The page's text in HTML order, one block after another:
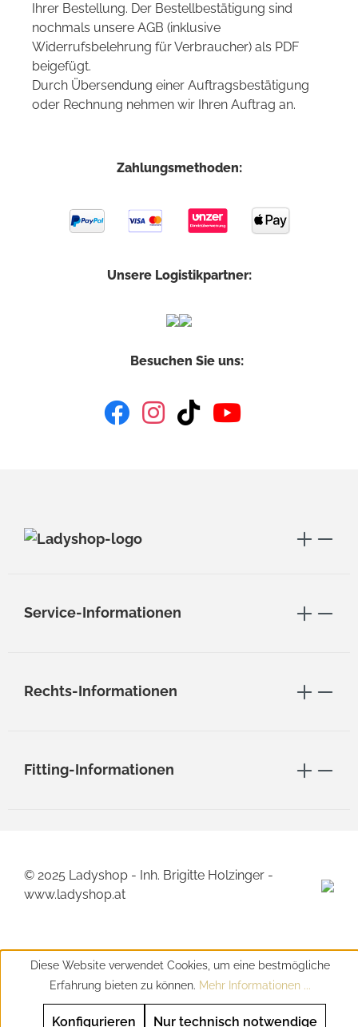
Ihrer Bestellung. Der Bestellbestätigung sind
nochmals unsere AGB (inklusive
Widerrufsbelehrung für Verbraucher) als PDF
beigefügt.
Durch Übersendung einer Auftragsbestätigung
oder Rechnung nehmen wir Ihren Auftrag an.
Zahlungsmethoden:
Unsere Logistikpartner:
Besuchen Sie uns:
Service-Informationen
Rechts-Informationen
Fitting-Informationen
© 2025 Ladyshop - Inh. Brigitte Holzinger -
www.ladyshop.at
Diese Website verwendet Cookies, um eine bestmögliche
Erfahrung bieten zu können. Mehr Informationen ...
Nur technisch notwendige
Konfigurieren